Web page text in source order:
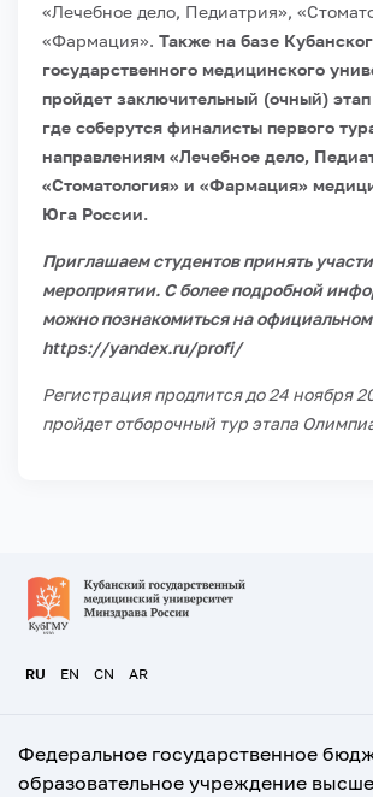
«Лечебное дело, Педиатрия»,
«Фармация». Также на базе
государственного медицинского
пройдет заключительный (очный)
где соберутся финалисты первого
направлениям «Лечебное дело,
«Стоматология» и «Фармация»
Юга России.
Приглашаем студентов принять
мероприятии. С более подробной
можно познакомиться на официальном
https://yandex.ru/profi/
Регистрация продлится до 24 ноября
пройдет отборочный тур этапа
RU EN CN AR
Федеральное государственное
образовательное учреждение